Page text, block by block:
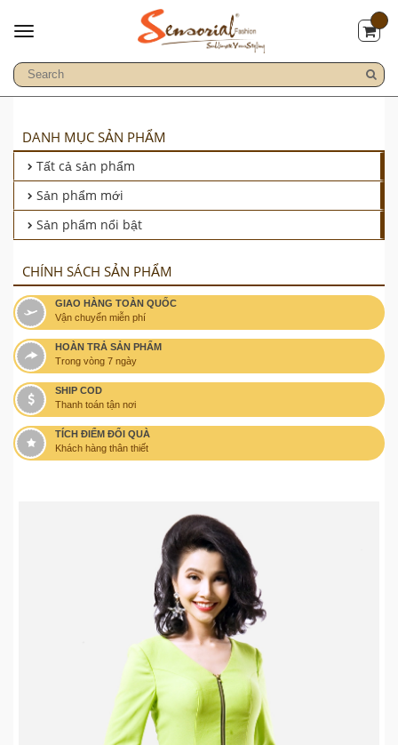
DANH MỤC SẢN PHẨM
Tất cả sản phẩm
Sản phẩm mới
Sản phẩm nổi bật
CHÍNH SÁCH SẢN PHẨM
GIAO HÀNG TOÀN QUỐC
Vận chuyển miễn phí
HOÀN TRẢ SẢN PHẨM
Trong vòng 7 ngày
SHIP COD
Thanh toán tận nơi
TÍCH ĐIỂM ĐỔI QUÀ
Khách hàng thân thiết